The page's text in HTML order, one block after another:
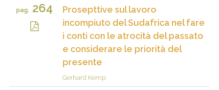
pag.264
Prosepttive sul lavoro
incompiuto del Sudafrica nel fare
i conti con le atrocità del passato
e considerare le priorità del
presente
Gerhard Kemp